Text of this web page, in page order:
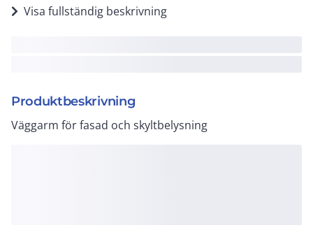
Visa fullständig beskrivning
Produktbeskrivning
Väggarm för fasad och skyltbelysning